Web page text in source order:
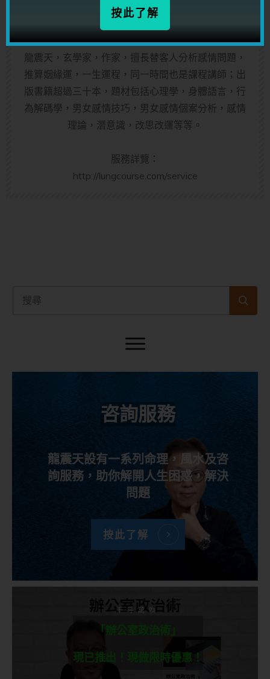
關於作者
龍震天
龍震天，玄學家，作家，擅長替客人分析感情問題，
推算姻緣運，一生運程，同一時間也是課程講師；出
版書籍超過三十本，題材包括心理學，身體語言，行
為解碼學，男女感情技巧，男女感情個案分析，感情
理論，潛意識，改思改運等等。
服務詳覽：
http://lungcourse.com/service
咨詢服務
龍震天設有一系列命理，風水及咨
詢服務，助你解開人生困惑，解決
問題
按此了解
千呼萬喚
「辦公室政治術」
現已推出！現做限時優惠！
按此了解